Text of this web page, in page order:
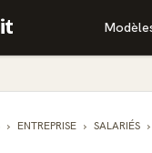
ENTREPRISE SALARIÉS